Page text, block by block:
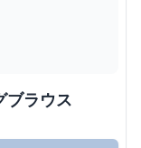
ブラウス